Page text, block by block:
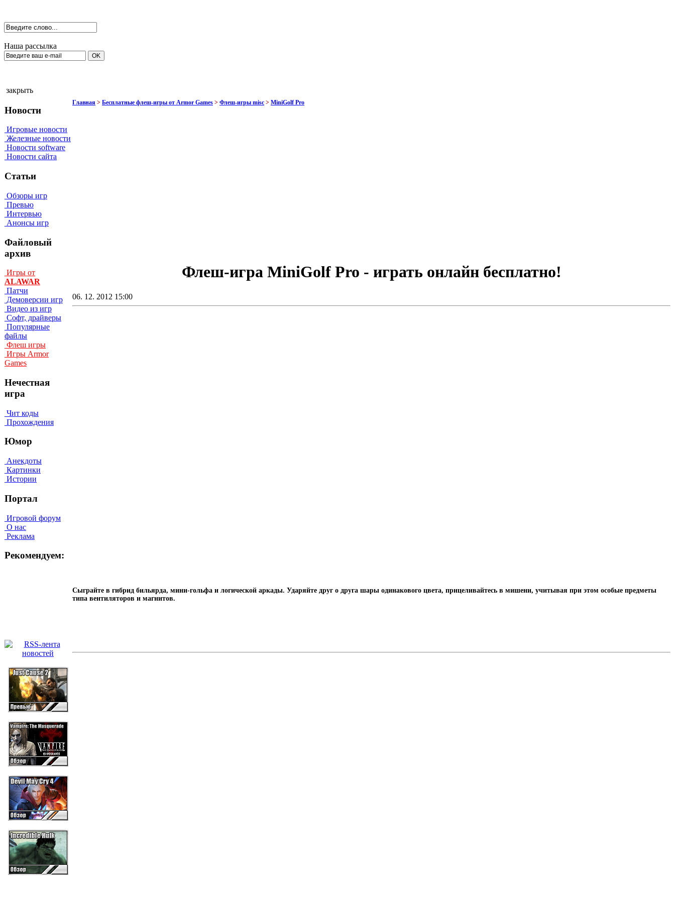
Наша рассылка
закрыть
Новости
Игровые новости
Железные новости
Новости software
Новости сайта
Статьи
Обзоры игр
Превью
Интервью
Анонсы игр
Файловый
архив
Игры от
ALAWAR
Патчи
Демоверсии игр
Видео из игр
Софт, драйверы
Популярные
файлы
Флеш игры
Игры Armor
Games
Нечестная
игра
Чит коды
Прохождения
Юмор
Анекдоты
Картинки
Истории
Портал
Игровой форум
О нас
Реклама
Рекомендуем:
Главная > Бесплатные флеш-игры от Armor Games > Флеш-игры misc > MiniGolf Pro
Флеш-игра MiniGolf Pro - играть онлайн бесплатно!
06. 12. 2012 15:00
Сыграйте в гибрид бильярда, мини-гольфа и логической аркады. Ударяйте друг о друга шары одинакового цвета, прицеливайтесь в мишени, учитывая при этом особые предметы
типа вентиляторов и магнитов.